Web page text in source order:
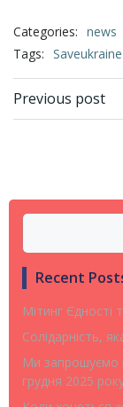
Categories: news
Tags: Saveukraine
Post
Previous post
Search
Recent
Мітинг Єдності
Солідарність,
Ми запрошуємо
грудня 2025